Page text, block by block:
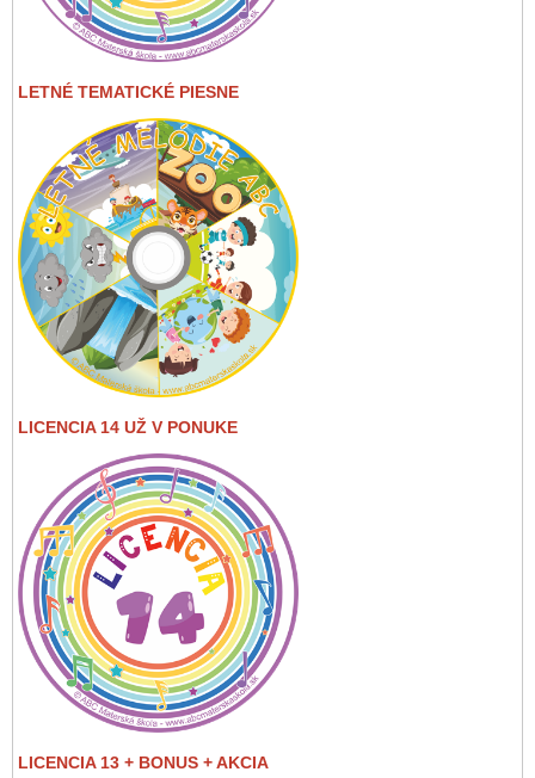
LETNÉ TEMATICKÉ PIESNE
LICENCIA 14 UŽ V PONUKE
LICENCIA 13 + BONUS + AKCIA